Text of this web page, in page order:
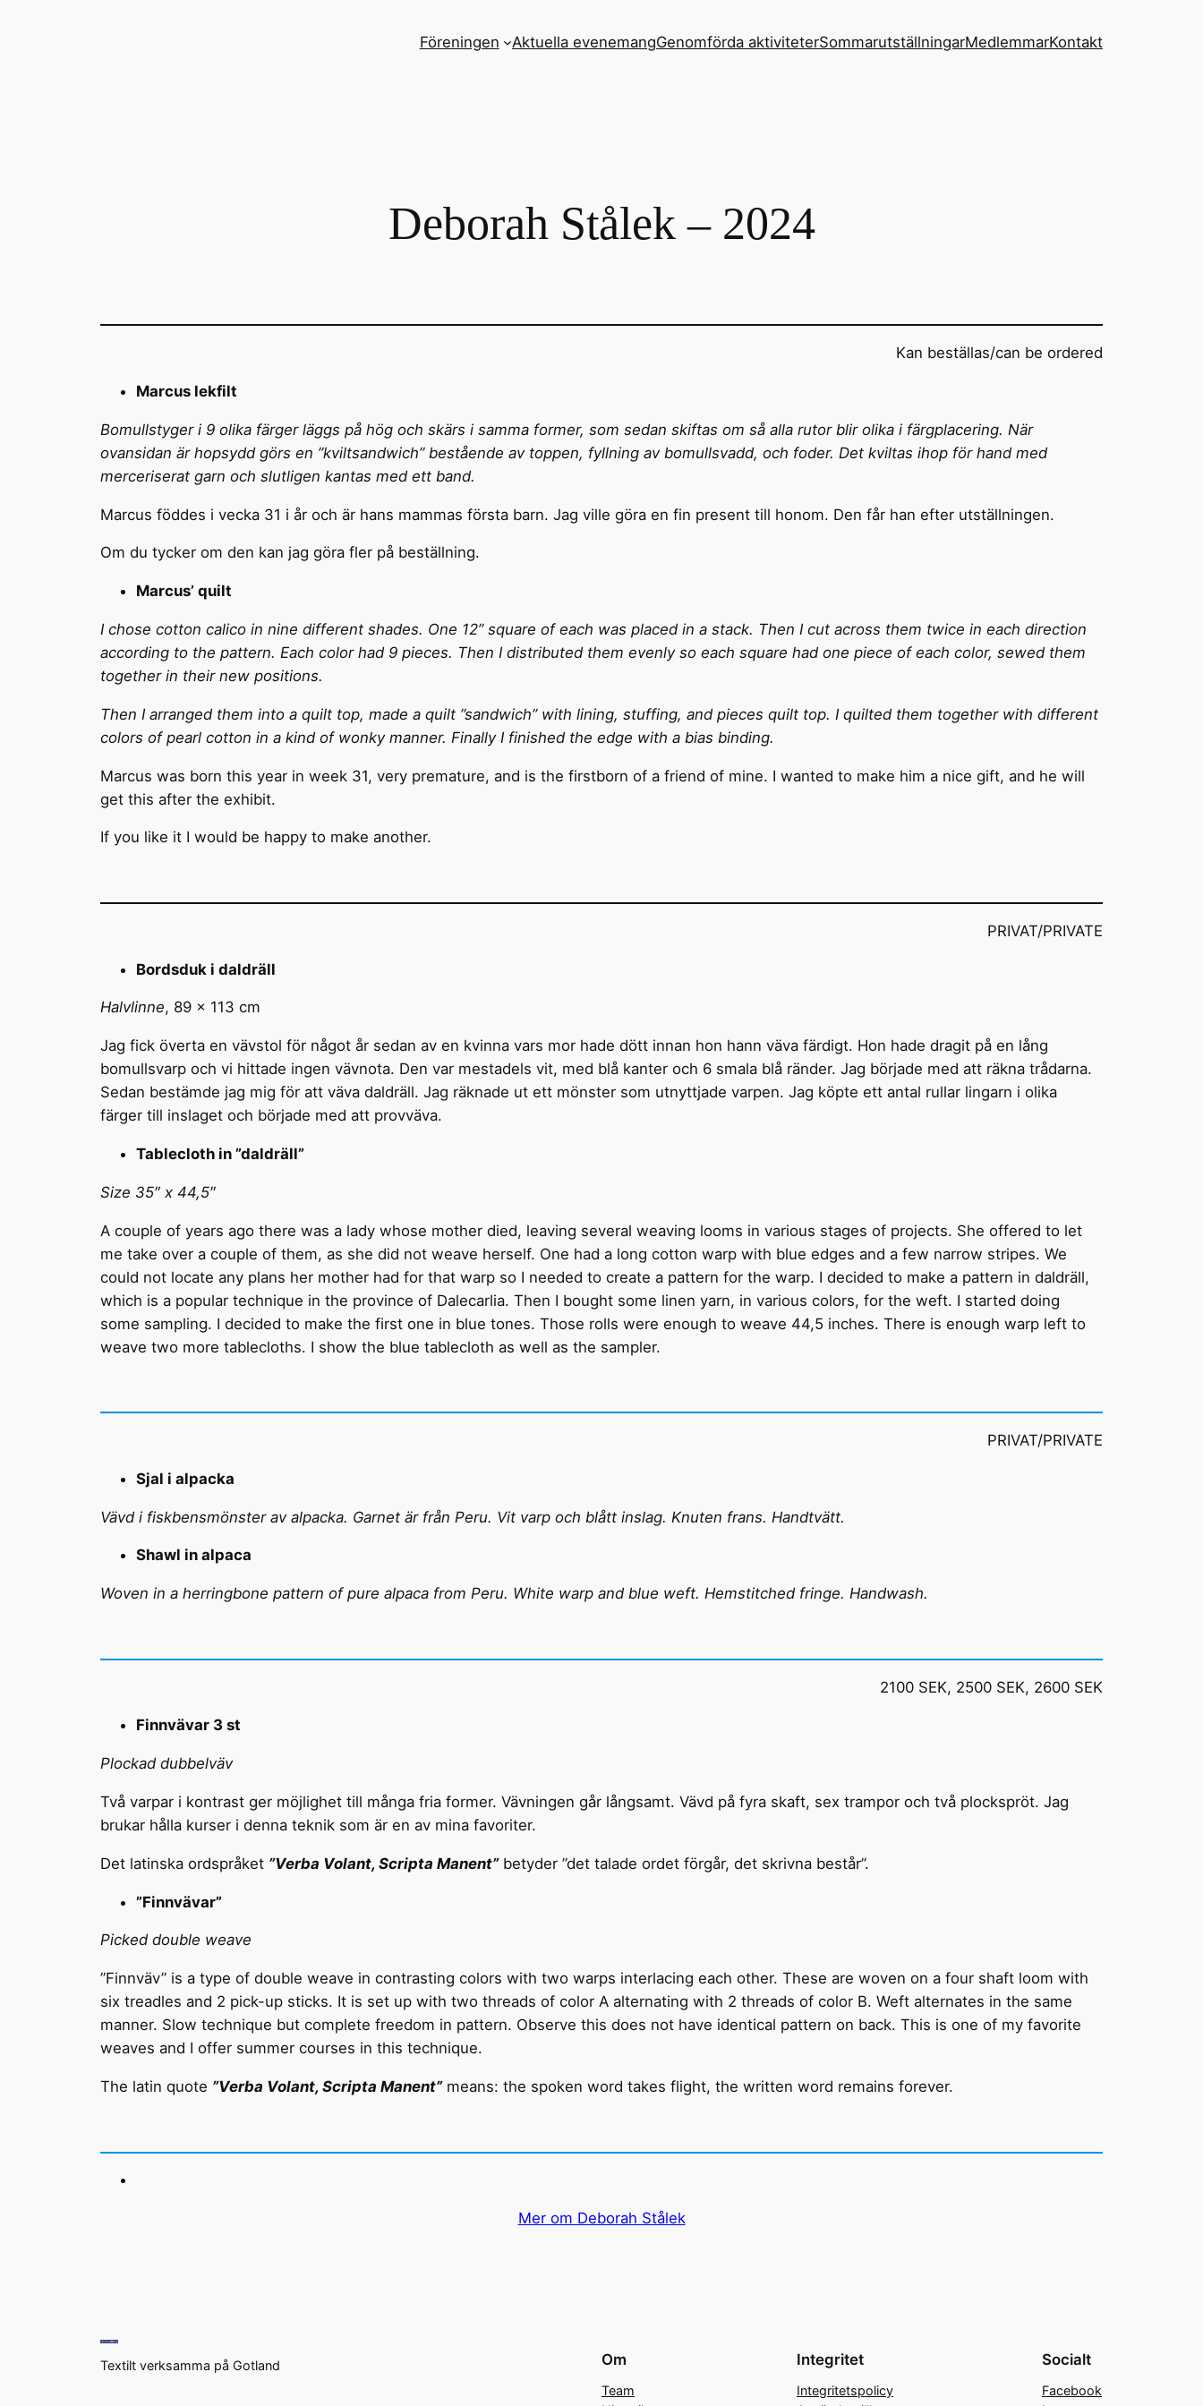
Föreningen Aktuella evenemangGenomförda aktiviteterSommarutställningarMedlemmarKontakt
Deborah Stålek – 2024
Kan beställas/can be ordered
Marcus lekfilt
Bomullstyger i 9 olika färger läggs på hög och skärs i samma former, som sedan skiftas om så alla rutor blir olika i färgplacering. När
ovansidan är hopsydd görs en ”kviltsandwich” bestående av toppen, fyllning av bomullsvadd, och foder. Det kviltas ihop för hand med
merceriserat garn och slutligen kantas med ett band.
Marcus föddes i vecka 31 i år och är hans mammas första barn. Jag ville göra en fin present till honom. Den får han efter utställningen.
Om du tycker om den kan jag göra fler på beställning.
Marcus’ quilt
I chose cotton calico in nine different shades. One 12” square of each was placed in a stack. Then I cut across them twice in each direction
according to the pattern. Each color had 9 pieces. Then I distributed them evenly so each square had one piece of each color, sewed them
together in their new positions.
Then I arranged them into a quilt top, made a quilt ”sandwich” with lining, stuffing, and pieces quilt top. I quilted them together with different
colors of pearl cotton in a kind of wonky manner. Finally I finished the edge with a bias binding.
Marcus was born this year in week 31, very premature, and is the firstborn of a friend of mine. I wanted to make him a nice gift, and he will
get this after the exhibit.
If you like it I would be happy to make another.
PRIVAT/PRIVATE
Bordsduk i daldräll
Halvlinne, 89 x 113 cm
Jag fick överta en vävstol för något år sedan av en kvinna vars mor hade dött innan hon hann väva färdigt. Hon hade dragit på en lång
bomullsvarp och vi hittade ingen vävnota. Den var mestadels vit, med blå kanter och 6 smala blå ränder. Jag började med att räkna trådarna.
Sedan bestämde jag mig för att väva daldräll. Jag räknade ut ett mönster som utnyttjade varpen. Jag köpte ett antal rullar lingarn i olika
färger till inslaget och började med att provväva.
Tablecloth in ”daldräll”
Size 35″ x 44,5″
A couple of years ago there was a lady whose mother died, leaving several weaving looms in various stages of projects. She offered to let
me take over a couple of them, as she did not weave herself. One had a long cotton warp with blue edges and a few narrow stripes. We
could not locate any plans her mother had for that warp so I needed to create a pattern for the warp. I decided to make a pattern in daldräll,
which is a popular technique in the province of Dalecarlia. Then I bought some linen yarn, in various colors, for the weft. I started doing
some sampling. I decided to make the first one in blue tones. Those rolls were enough to weave 44,5 inches. There is enough warp left to
weave two more tablecloths. I show the blue tablecloth as well as the sampler.
PRIVAT/PRIVATE
Sjal i alpacka
Vävd i fiskbensmönster av alpacka. Garnet är från Peru. Vit varp och blått inslag. Knuten frans. Handtvätt.
Shawl in alpaca
Woven in a herringbone pattern of pure alpaca from Peru. White warp and blue weft. Hemstitched fringe. Handwash.
2100 SEK, 2500 SEK, 2600 SEK
Finnvävar 3 st
Plockad dubbelväv
Två varpar i kontrast ger möjlighet till många fria former. Vävningen går långsamt. Vävd på fyra skaft, sex trampor och två plockspröt. Jag
brukar hålla kurser i denna teknik som är en av mina favoriter.
Det latinska ordspråket ”Verba Volant, Scripta Manent”betyder ”det talade ordet förgår, det skrivna består”.
”Finnvävar”
Picked double weave
”Finnväv” is a type of double weave in contrasting colors with two warps interlacing each other. These are woven on a four shaft loom with
six treadles and 2 pick-up sticks. It is set up with two threads of color A alternating with 2 threads of color B. Weft alternates in the same
manner. Slow technique but complete freedom in pattern. Observe this does not have identical pattern on back. This is one of my favorite
weaves and I offer summer courses in this technique.
The latin quote ”Verba Volant, Scripta Manent”means: the spoken word takes flight, the written word remains forever.
Mer om Deborah Stålek
Textilt verksamma på Gotland Om
Team
Integritet
Integritetspolicy
Socialt
Facebook